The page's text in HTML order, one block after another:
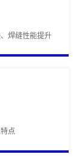
焊缝性能提升
点